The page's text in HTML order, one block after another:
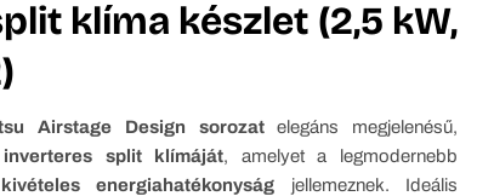
klíma készlet (2,5 kW,
Airstage Design sorozatelegáns megjelenésű,
inverteres split klímáját, amelyet a legmodernebb
kivételes energiahatékonyság jellemeznek. Ideális